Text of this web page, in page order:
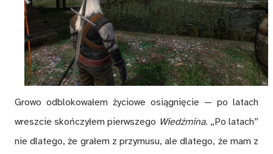
Growo odblokowałem życiowe osiągnięcie — po latach
wreszcie skończyłem pierwszego Wiedźmina. „Po latach”
nie dlatego, że grałem z przymusu, ale dlatego, że mam z